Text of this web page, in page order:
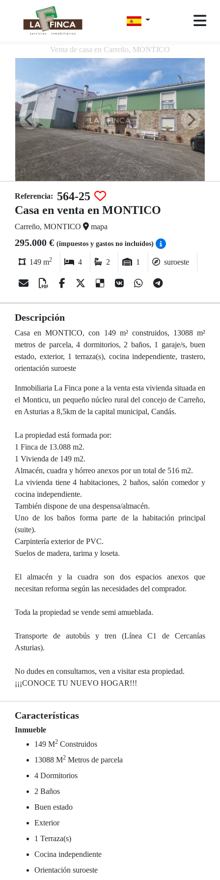
Venta de casa en Carreño, MONTICO
Referencia: 564-25
Casa en venta en MONTICO
Carreño, MONTICO mapa
295.000 € (impuestos y gastos no incluídos)
149 m2 4 2 1 suroeste
Descripción
Casa en MONTICO, con 149 m² construidos, 13088 m²
metros de parcela, 4 dormitorios, 2 baños, 1 garaje/s, buen
estado, exterior, 1 terraza(s), cocina independiente, trastero,
orientación suroeste
Inmobiliaria La Finca pone a la venta esta vivienda situada en
el Monticu, un pequeño núcleo rural del concejo de Carreño,
en Asturias a 8,5km de la capital municipal, Candás.
La propiedad está formada por:
1 Finca de 13.088 m2.
1 Vivienda de 149 m2.
Almacén, cuadra y hórreo anexos por un total de 516 m2.
La vivienda tiene 4 habitaciones, 2 baños, salón comedor y
cocina independiente.
También dispone de una despensa/almacén.
Uno de los baños forma parte de la habitación principal
(suite).
Carpintería exterior de PVC.
Suelos de madera, tarima y loseta.
El almacén y la cuadra son dos espacios anexos que
necesitan reforma según las necesidades del comprador.
Toda la propiedad se vende semi amueblada.
Transporte de autobús y tren (Línea C1 de Cercanías
Asturias).
No dudes en consultarnos, ven a visitar esta propiedad.
¡¡¡CONOCE TU NUEVO HOGAR!!!
Características
Inmueble
149 M2 Construidos
13088 M2 Metros de parcela
4 Dormitorios
2 Baños
Buen estado
Exterior
1 Terraza(s)
Cocina independiente
Orientación suroeste